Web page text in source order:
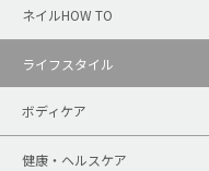
ネイルHOW TO
ライフスタイル
ボディケア
健康・ヘルスケア